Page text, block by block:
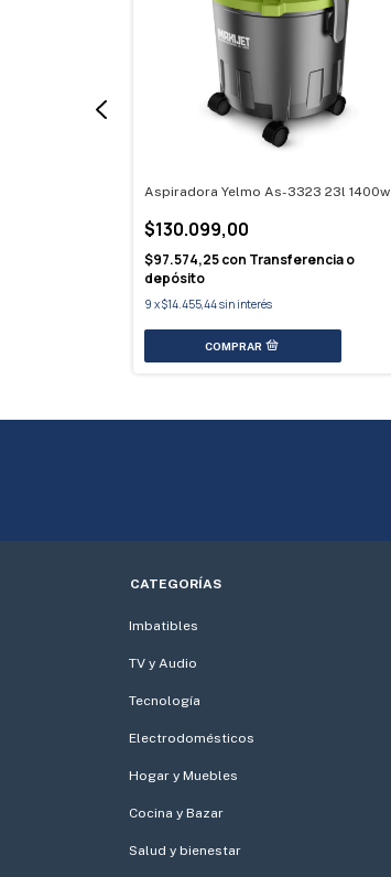
Aspiradora Yelmo As-3323 23l 1400w
$130.099,00
$97.574,25con Transferencia o
depósito
9 x$14.455,44sin interés
CATEGORÍAS
Imbatibles
TV y Audio
Tecnología
Electrodomésticos
Hogar y Muebles
Cocina y Bazar
Salud y bienestar